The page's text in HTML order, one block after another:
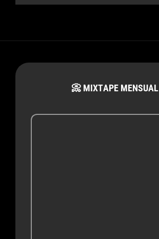
📀 MIXTAPE MENSUAL